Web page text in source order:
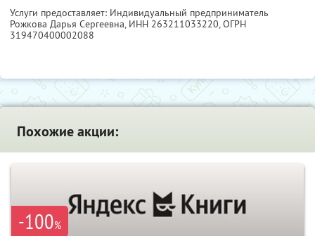
Услуги предоставляет: Индивидуальный предприниматель
Рожкова Дарья Сергеевна, ИНН 263211033220, ОГРН
319470400002088
Похожие акции:
-100%